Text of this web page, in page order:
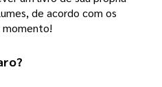
de acordo com os
momento!